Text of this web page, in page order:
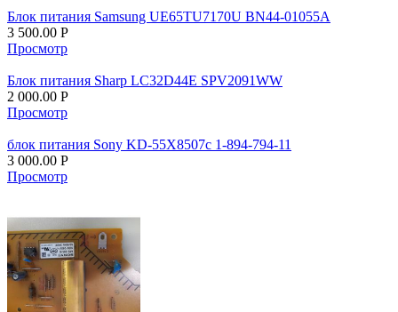
Блок питания Samsung UE65TU7170U BN44-01055A
3 500.00 Р
Просмотр
Блок питания Sharp LC32D44E SPV2091WW
2 000.00 Р
Просмотр
блок питания Sony KD-55X8507c 1-894-794-11
3 000.00 Р
Просмотр